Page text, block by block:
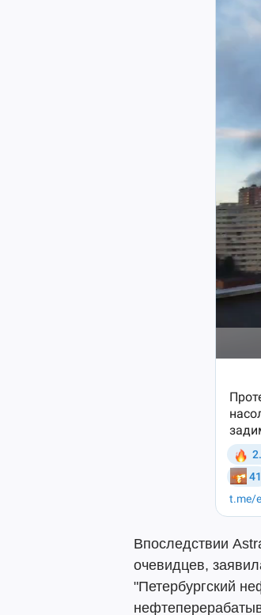
Впоследствии
очевидцев,
"Петербургский